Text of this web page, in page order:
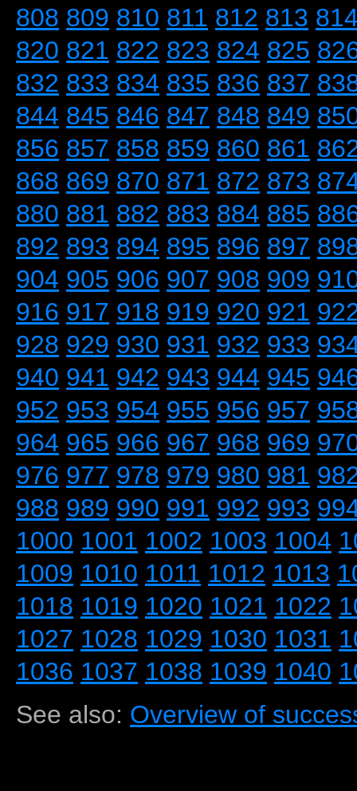
808 809 810 811 812 813
820 821 822 823 824 825
832 833 834 835 836 837
844 845 846 847 848 849
856 857 858 859 860 861
868 869 870 871 872 873
880 881 882 883 884 885
892 893 894 895 896 897
904 905 906 907 908 909
916 917 918 919 920 921
928 929 930 931 932 933
940 941 942 943 944 945
952 953 954 955 956 957
964 965 966 967 968 969
976 977 978 979 980 981
988 989 990 991 992 993
1000 1001 1002 1003 1004
1009 1010 1011 1012 1013
1018 1019 1020 1021 1022
1027 1028 1029 1030 1031
1036 1037 1038 1039 1040
See also: Overview of